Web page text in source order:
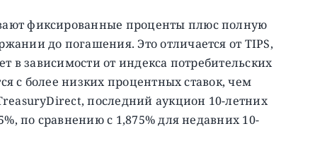
фиксированные проценты плюс полную
до погашения. Это отличается от TIPS,
в зависимости от индекса потребительских
с более низких процентных ставок, чем
последний аукцион 10-летних
по сравнению с 1,875% для недавних 10-